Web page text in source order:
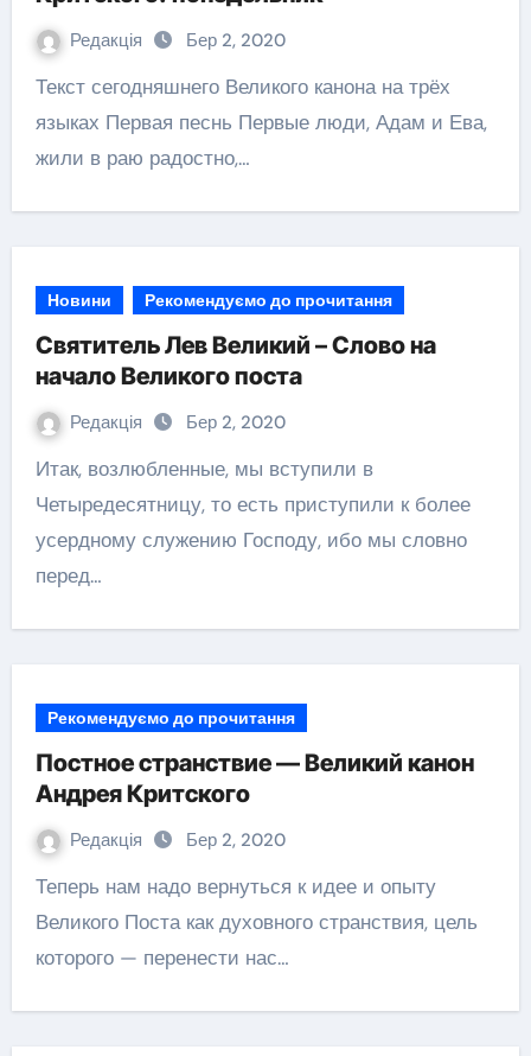
Редакція Бер 2, 2020
Текст сегодняшнего Великого канона на трёх
языках Первая песнь Первые люди, Адам и Ева,
жили в раю радостно,…
Новини Рекомендуємо до прочитання
Святитель Лев Великий – Слово на
начало Великого поста
Редакція Бер 2, 2020
Итак, возлюбленные, мы вступили в
Четыредесятницу, то есть приступили к более
усердному служению Господу, ибо мы словно
перед…
Рекомендуємо до прочитання
Постное странствие — Великий канон
Андрея Критского
Редакція Бер 2, 2020
Теперь нам надо вернуться к идее и опыту
Великого Поста как духовного странствия, цель
которого — перенести нас…